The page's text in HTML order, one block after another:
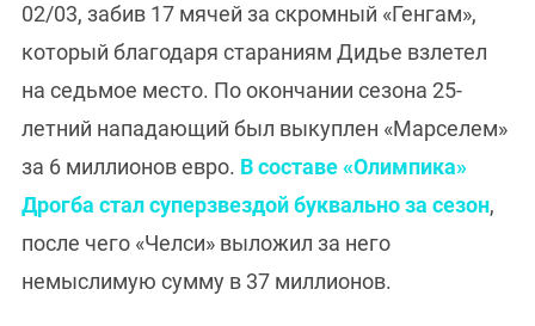
02/03, забив 17 мячей за скромный «Генгам»,
который благодаря стараниям Дидье взлетел
на седьмое место. По окончании сезона 25-
летний нападающий был выкуплен «Марселем»
за 6 миллионов евро. В составе «Олимпика»
Дрогба стал суперзвездой буквально за сезон,
после чего «Челси» выложил за него
немыслимую сумму в 37 миллионов.